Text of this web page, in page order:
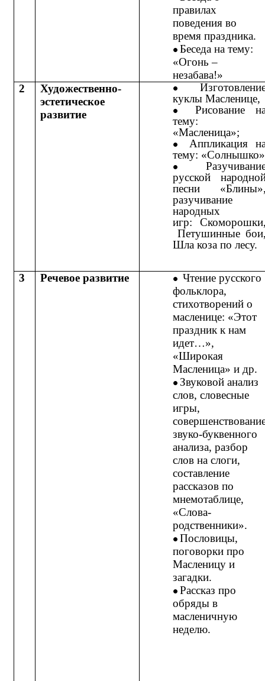
правилах
поведения во
время праздника.
Беседа на тему:
«Огонь –
незабава!»
2
Художественно-
эстетическое
развитие
куклы Масленице,
Рисование
тему:
«Масленица»;
Аппликация
тему: «Солнышко»
русской
песни
разучивание
народных
игр:
Петушинные
Шла коза по лесу.
3 Речевое развитие
Чтение русского
фольклора,
стихотворений о
масленице: «Этот
праздник к нам
идет…»,
«Широкая
Масленица» и др.
Звуковой анализ
слов, словесные
игры,
звуко-буквенного
анализа, разбор
слов на слоги,
составление
рассказов по
мнемотаблице,
«Слова-
родственники».
Пословицы,
поговорки про
Масленицу и
загадки.
Рассказ про
обряды в
масленичную
неделю.